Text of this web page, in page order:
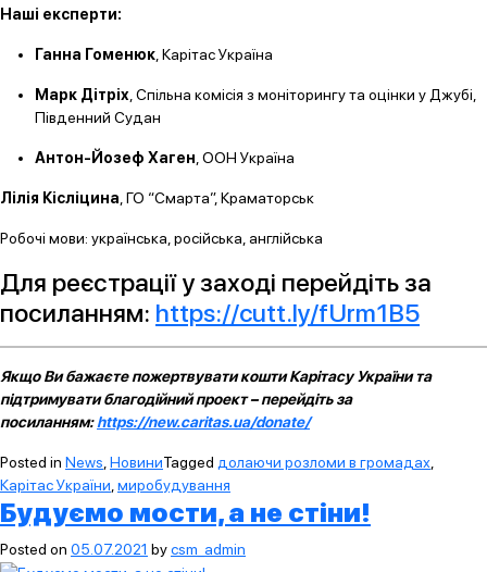
Наші експерти:
Ганна Гоменюк , Карітас Україна
Марк Дітріх , Спільна комісія з моніторингу та оцінки у Джубі,
Південний Судан
Антон-Йозеф Хаген , ООН Україна
Лілія Кісліцина , ГО “Смарта”, Краматорськ
Робочі мови: українська, російська, англійська
Для реєстрації у заході перейдіть за
посиланням: https://cutt.ly/fUrm1B5
Якщо Ви бажаєте пожертвувати кошти Карітасу України та
підтримувати благодійний проект – перейдіть за
посиланням:https://new.caritas.ua/donate/
Posted in News НовиниTagged долаючи розломи в громадах
Карітас України миробудування
Будуємо мости, а не стіни!
Posted on 05.07.2021 bycsm_admin